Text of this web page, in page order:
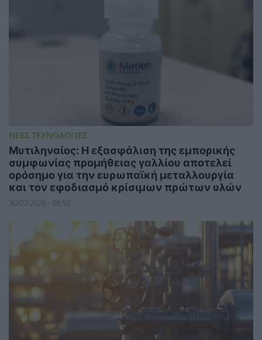
ΝΕΕΣ ΤΕΧΝΟΛΟΓΙΕΣ
Μυτιληναίος: Η εξασφάλιση της εμπορικής
συμφωνίας προμήθειας γαλλίου αποτελεί
ορόσημο για την ευρωπαϊκή μεταλλουργία
και τον εφοδιασμό κρίσιμων πρώτων υλών
30/07/2026 - 08:50